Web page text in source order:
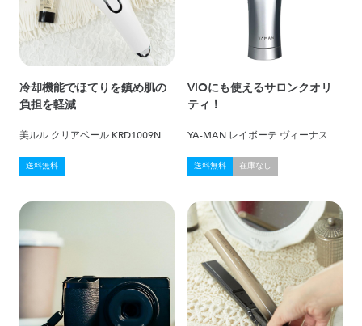
冷却機能でほてりを鎮め肌の
負担を軽減
美ルル クリアベール KRD1009N
送料無料
VIOにも使えるサロンクオリ
ティ！
YA-MAN レイボーテ ヴィーナス
送料無料 在庫なし